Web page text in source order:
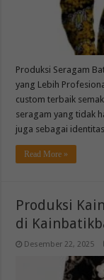
Produksi Seragam
yang Lebih
custom terbaik
seragam yang tidak
juga sebagai
Read More »
Produksi
di
Desember 22, 2025